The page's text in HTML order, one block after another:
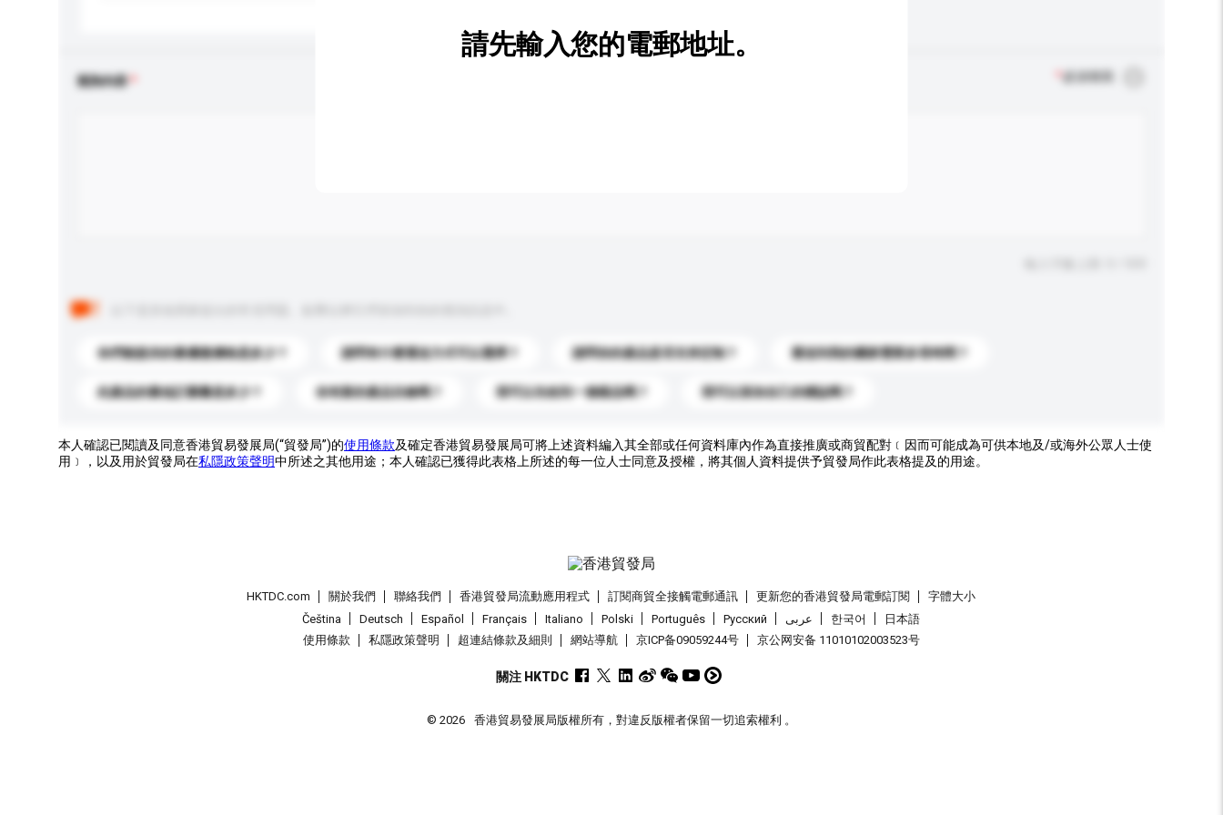
查詢內容
你們能提供的最優惠價格是多少？ 請問有什麼運送方式可以選擇？ 請問你的產品是否支持定制？ 運送到我的國家需要多長時間？
此產品的最低訂購量是多少？ 你有新的產品目錄嗎？ 我可以先收到一個樣品嗎？ 我可以添加自己的標誌嗎？
請先輸入您的電郵地址。
本人確認已閱讀及同意香港貿易發展局(“貿發局”)的使用條款及確定香港貿易發展局可將上述資料編入其全部或任何資料庫內作為直接推廣或商貿配對﹝因而可能成為可供本地及/或海外公眾人士使
用﹞，以及用於貿發局在私隱政策聲明中所述之其他用途；本人確認已獲得此表格上所述的每一位人士同意及授權，將其個人資料提供予貿發局作此表格提及的用途。
HKTDC.com 關於我們 聯絡我們 香港貿發局流動應用程式 訂閱商貿全接觸電郵通訊 更新您的香港貿發局電郵訂閱
字體大小
Čeština
Deutsch Español Français Italiano Polski Português Pусский عربى 한국어
日本語
使用條款
私隱政策聲明 超連結條款及細則 網站導航 京ICP备09059244号 京公网安备 11010102003523号
關注 HKTDC
© 2026 香港貿易發展局版權所有，對違反版權者保留一切追索權利 。